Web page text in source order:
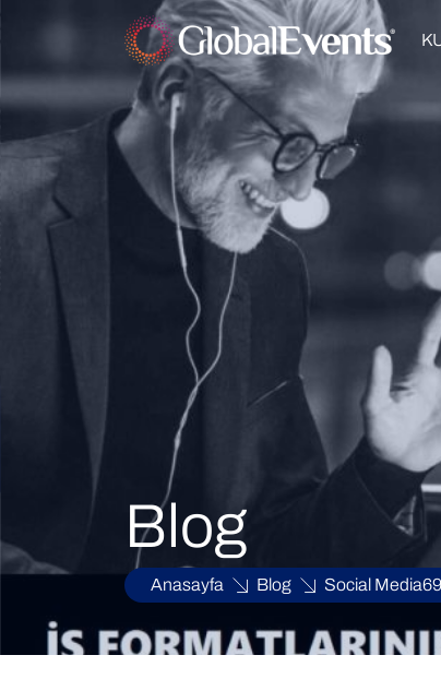
Blog
Anasayfa Blog Social Media69